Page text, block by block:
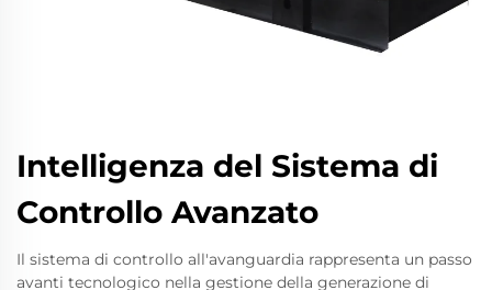
Intelligenza del Sistema di
Controllo Avanzato
Il sistema di controllo all'avanguardia rappresenta un passo
avanti tecnologico nella gestione della generazione di